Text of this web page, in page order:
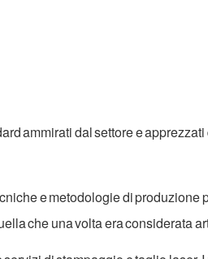
ammirati dal settore e
e metodologie di
che una volta era considerata